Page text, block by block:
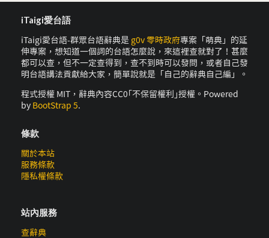
iTaigi愛台語
iTaigi愛台語-群眾台語辭典是 g0v 零時政府專案「萌典」的延
伸專案，想知道一個詞的台語怎麼說，來這裡查就對了！甚麼
都可以查，但不一定查得到，查不到時可以發問，或者自己發
明台語講法貢獻給大家，簡單說就是「自己的辭典自己編」。
程式授權 MIT，辭典內容CC0｢不保留權利｣授權。Powered
by BootStrap 5.
條款
關於本站
服務條款
隱私權條款
站內服務
查辭典